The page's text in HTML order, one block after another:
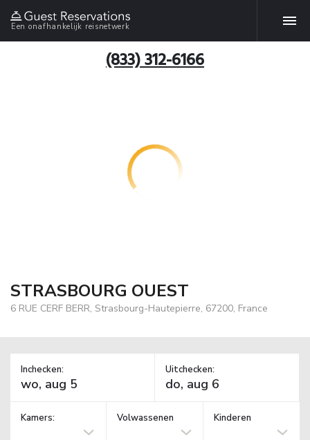
Een onafhankelijk reisnetwerk
(833) 312-6166
STRASBOURG OUEST
6 RUE CERF BERR, Strasbourg-Hautepierre, 67200, France
Inchecken: Uitchecken:
Kamers: Volwassenen Kinderen